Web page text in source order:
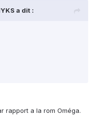
a dit :
rapport a la rom Oméga.